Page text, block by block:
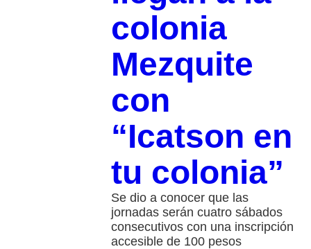
colonia
Mezquite
con
“Icatson en
tu colonia”
Se dio a conocer que las
jornadas serán cuatro sábados
consecutivos con una inscripción
accesible de 100 pesos